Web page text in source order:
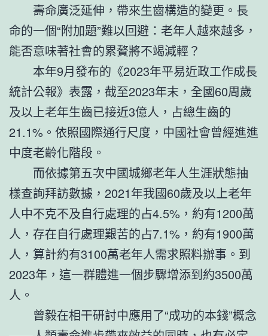
壽命廣泛延伸，帶來生齒構造的變更。長
命的一個“附加題”難以回避：老年人越來越多，
能否意味著社會的累贅將不竭減輕？
本年9月發布的《2023年平易近政工作成長
統計公報》表露，截至2023年末，全國60周歲
及以上老年生齒已接近3億人，占總生齒的
21.1%。依照國際通行尺度，中國社會曾經進進
中度老齡化階段。
而依據第五次中國城鄉老年人生涯狀態抽
樣查詢拜訪數據，2021年我國60歲及以上老年
人中不克不及自行處理的占4.5%，約有1200萬
人，存在自行處理艱苦的占7.1%，約有1900萬
人，算計約有3100萬老年人需求照料辦事。到
2023年，這一群體進一個步驟增添到約3500萬
人。
曾毅在相干研討中應用了“成功的本錢”概念